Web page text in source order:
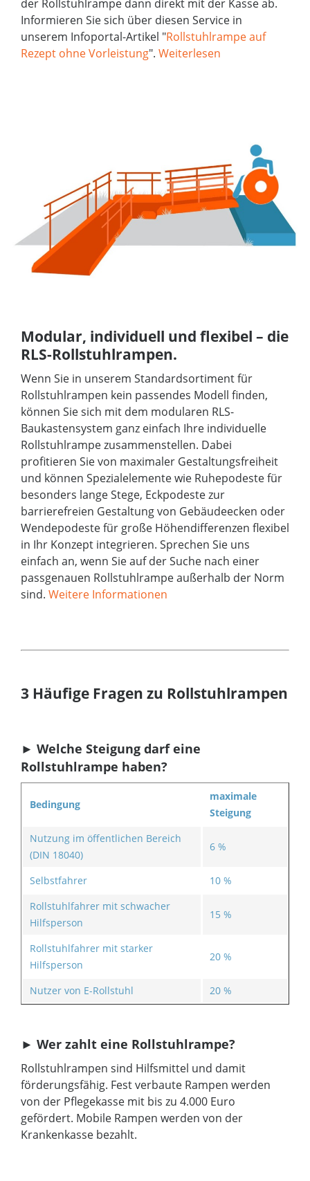
der Rollstuhlrampe dann direkt mit der Kasse ab.
Informieren Sie sich über diesen Service in
unserem Infoportal-Artikel "Rollstuhlrampe auf
Rezept ohne Vorleistung". Weiterlesen
Modular, individuell und flexibel – die
RLS-Rollstuhlrampen.
Wenn Sie in unserem Standardsortiment für
Rollstuhlrampen kein passendes Modell finden,
können Sie sich mit dem modularen RLS-
Baukastensystem ganz einfach Ihre individuelle
Rollstuhlrampe zusammenstellen. Dabei
profitieren Sie von maximaler Gestaltungsfreiheit
und können Spezialelemente wie Ruhepodeste für
besonders lange Stege, Eckpodeste zur
barrierefreien Gestaltung von Gebäudeecken oder
Wendepodeste für große Höhendifferenzen flexibel
in Ihr Konzept integrieren. Sprechen Sie uns
einfach an, wenn Sie auf der Suche nach einer
passgenauen Rollstuhlrampe außerhalb der Norm
sind. Weitere Informationen
3 Häufige Fragen zu Rollstuhlrampen
► Welche Steigung darf eine
Rollstuhlrampe haben?
Bedingung
maximale
Steigung
Nutzung im öffentlichen Bereich
(DIN 18040)
6 %
Selbstfahrer
10 %
Rollstuhlfahrer mit schwacher
Hilfsperson
15 %
Rollstuhlfahrer mit starker
Hilfsperson
20 %
Nutzer von E-Rollstuhl 20 %
► Wer zahlt eine Rollstuhlrampe?
Rollstuhlrampen sind Hilfsmittel und damit
förderungsfähig. Fest verbaute Rampen werden
von der Pflegekasse mit bis zu 4.000 Euro
gefördert. Mobile Rampen werden von der
Krankenkasse bezahlt.